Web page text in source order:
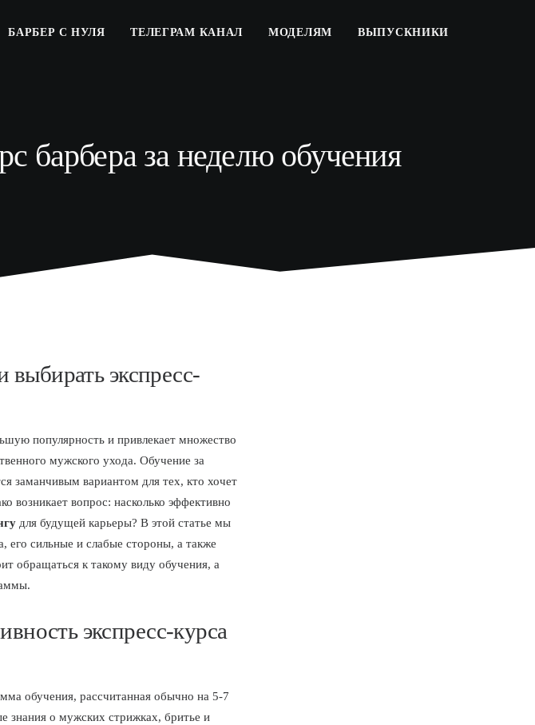
БАРБЕР С НУЛЯ ТЕЛЕГРАМ КАНАЛ МОДЕЛЯМ ВЫПУСКНИКИ
барбера за неделю обучения
выбирать экспресс-
популярность и привлекает множество
мужского ухода. Обучение за
заманчивым вариантом для тех, кто хочет
возникает вопрос: насколько эффективно
для будущей карьеры? В этой статье мы
его сильные и слабые стороны, а также
обращаться к такому виду обучения, а
экспресс-курса
обучения, рассчитанная обычно на 5-7
знания о мужских стрижках, бритье и